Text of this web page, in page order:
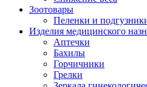
Зоотовары
Пеленки и
Изделия медицинского
Аптечки
Бахилы
Горчичники
Грелки